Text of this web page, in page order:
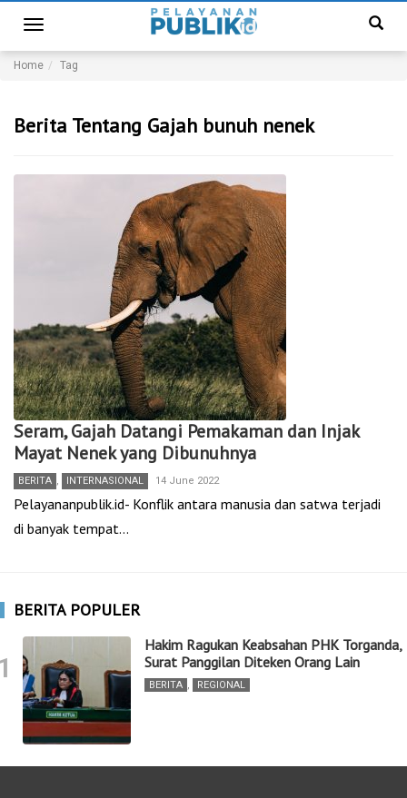
Toggle
navigation
Home Tag
Berita Tentang Gajah bunuh nenek
Seram, Gajah Datangi Pemakaman dan Injak
Mayat Nenek yang Dibunuhnya
BERITA , INTERNASIONAL 14 June 2022
Pelayananpublik.id- Konflik antara manusia dan satwa terjadi
di banyak tempat…
BERITA POPULER
Hakim Ragukan Keabsahan PHK Torganda,
Surat Panggilan Diteken Orang Lain
BERITA , REGIONAL